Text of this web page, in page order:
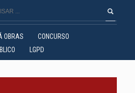
OBRAS
CONCURSO
LGPD